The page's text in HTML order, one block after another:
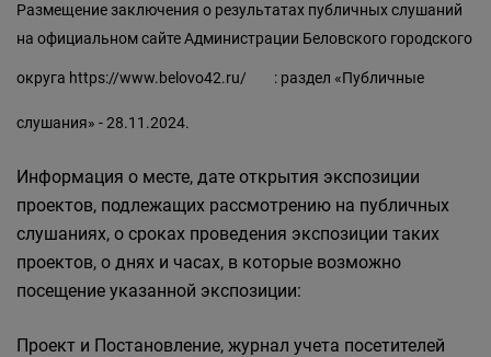
Размещение заключения о результатах публичных слушаний
на официальном сайте Администрации Беловского городского
округа https://www.belovo42.ru/ : раздел «Публичные
слушания» - 28.11.2024.
Информация о месте, дате открытия экспозиции
проектов, подлежащих рассмотрению на публичных
слушаниях, о сроках проведения экспозиции таких
проектов, о днях и часах, в которые возможно
посещение указанной экспозиции:
Проект и Постановление, журнал учета посетителей